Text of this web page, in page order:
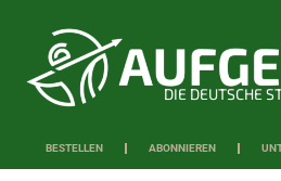
DIE DEUTSCHE
BESTELLEN ABONNIEREN